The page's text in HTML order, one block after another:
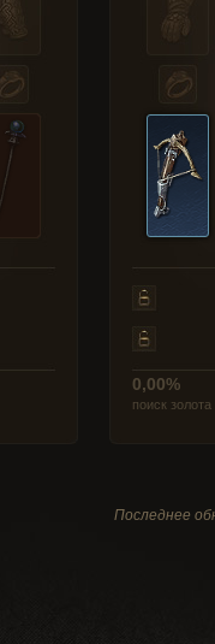
0,00%
поиск золота
Последнее